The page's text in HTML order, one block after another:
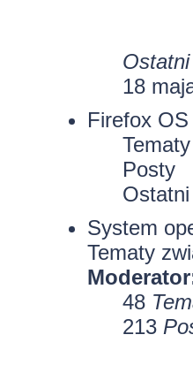
18
Firefox OS
Tematy
Posty
System
Tematy
48
213